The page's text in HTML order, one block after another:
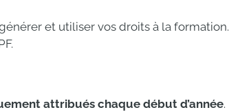
et utiliser vos droits à la formation.
attribués chaque début d’année.